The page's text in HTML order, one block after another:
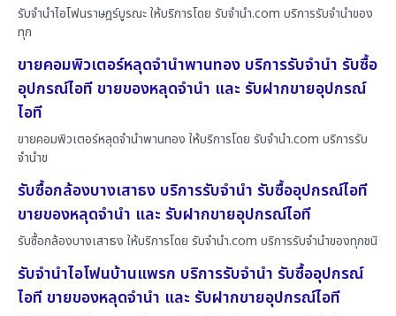
รับจำนำไอโฟนราษฎร์บูรณะ ให้บริการโดย รับจํานํา.com บริการรับจำนำของ
ทุก
ขายคอมพิวเตอร์หลุดจำนำพานทอง บริการรับจำนำ รับซื้อ
อุปกรณ์ไอที ขายของหลุดจำนำ และ รับฝากขายอุปกรณ์
ไอที
ขายคอมพิวเตอร์หลุดจำนำพานทอง ให้บริการโดย รับจํานํา.com บริการรับ
จำนำข
รับซื้อกล้องบางเสาธง บริการรับจำนำ รับซื้ออุปกรณ์ไอที
ขายของหลุดจำนำ และ รับฝากขายอุปกรณ์ไอที
รับซื้อกล้องบางเสาธง ให้บริการโดย รับจํานํา.com บริการรับจำนำของทุกชนิ
รับจำนำไอโฟนบ้านแพรก บริการรับจำนำ รับซื้ออุปกรณ์
ไอที ขายของหลุดจำนำ และ รับฝากขายอุปกรณ์ไอที